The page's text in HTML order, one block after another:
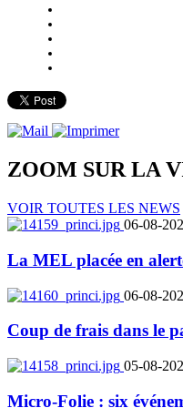
ZOOM SUR LA
VOIR TOUTES LES NEWS
06-08-
La MEL placée en
06-08-
Coup de frais dans le
05-08-
Micro-Folie : six